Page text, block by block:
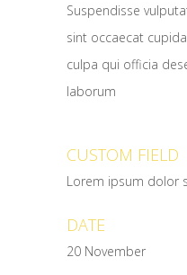
Suspendisse
sint occaecat
culpa qui officia
laborum
CUSTOM FIELD
Lorem ipsum dolor
DATE
20 November